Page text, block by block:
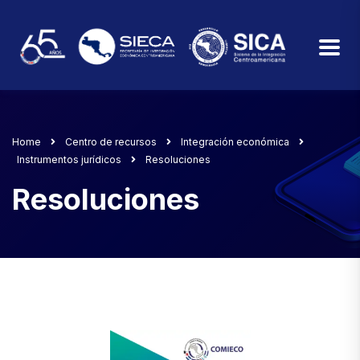
Home Centro de recursos
Integración económica
Instrumentos jurídicos
Resoluciones
Resoluciones